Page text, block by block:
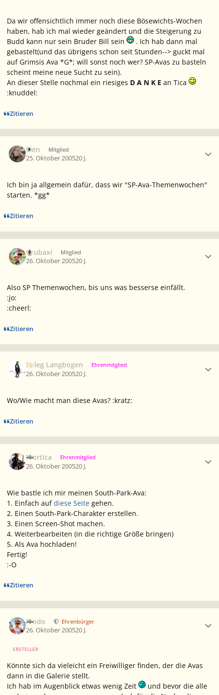
Da wir offensichtlich immer noch diese Bösewichts-Wochen
haben, hab ich mal wieder geändert und die Steigerung zu
Budd kann nur sein Bruder Bill sein
. Ich hab dann mal
gebastelt(und das übrigens schon seit Stunden--> guckt mal
auf Grimsis Ava *G*; will sonst noch wer? SP-Avas zu basteln
scheint meine neue Sucht zu sein).
An dieser Stelle nochmal ein riesiges D A N K E an Tica
:knuddel:
Zitieren
Elen Mitglied
25. Oktober 200520 J.
Ich bin ja allgemein dafür, dass wir "SP-Ava-Themenwochen"
starten. *gg*
Zitieren
Urubaxi Mitglied
26. Oktober 200520 J.
Also SP Themenwochen, bis uns was besserse einfällt.
:jo:
:cheerl:
Zitieren
Beleg Langbogen Ehrenmitglied
26. Oktober 200520 J.
Wo/Wie macht man diese Avas? :kratz:
Zitieren
Mortica Ehrenmitglied
26. Oktober 200520 J.
Wie bastle ich mir meinen South-Park-Ava:
1. Einfach aufdiese Seite gehen.
2. Einen South-Park-Charakter erstellen.
3. Einen Screen-Shot machen.
4. Weiterbearbeiten (in die richtige Größe bringen)
5. Als Ava hochladen!
Fertig!
:-O
Zitieren
Frodo Ehrenbürger
26. Oktober 200520 J.
ERSTELLER
Könnte sich da vieleicht ein Freiwilliger finden, der die Avas
dann in die Galerie stellt.
Ich hab im Augenblick etwas wenig Zeit
und bevor die alle